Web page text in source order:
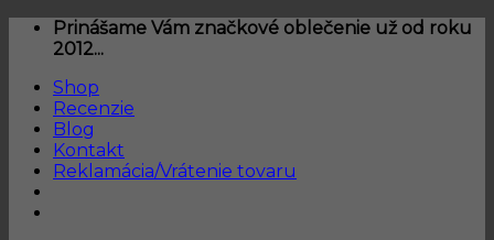
Skip
Prinášame Vám značkové oblečenie už od roku
2012...
Shop
Recenzie
Blog
Kontakt
Reklamácia/Vrátenie tovaru